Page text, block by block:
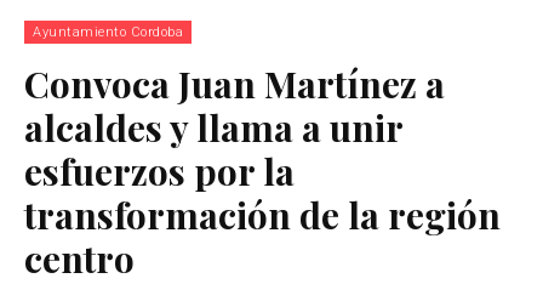
Ayuntamiento Cordoba
Convoca Juan Martínez a
alcaldes y llama a unir
esfuerzos por la
transformación de la región
centro